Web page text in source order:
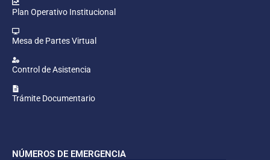
Plan Operativo Institucional
Mesa de Partes Virtual
Control de Asistencia
Trámite Documentario
NÚMEROS DE EMERGENCIA